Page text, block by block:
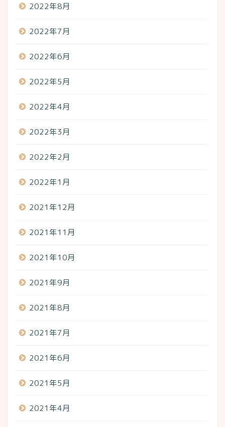
2022年8月
2022年7月
2022年6月
2022年5月
2022年4月
2022年3月
2022年2月
2022年1月
2021年12月
2021年11月
2021年10月
2021年9月
2021年8月
2021年7月
2021年6月
2021年5月
2021年4月